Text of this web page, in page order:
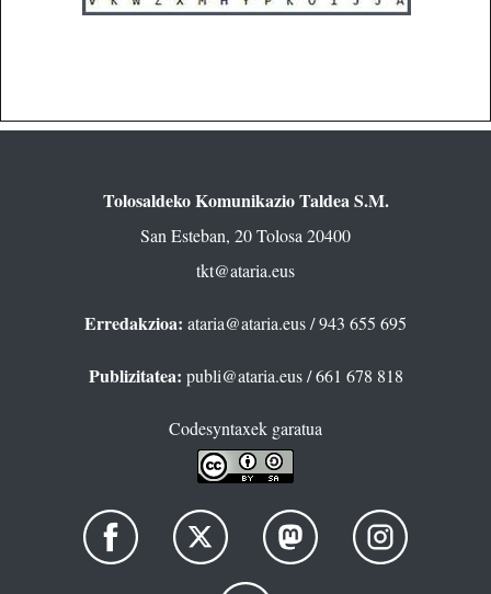
Tolosaldeko Komunikazio Taldea S.M.
San Esteban, 20 Tolosa 20400
tkt@ataria.eus
Erredakzioa: ataria@ataria.eus/ 943 655 695
Publizitatea: publi@ataria.eus/ 661 678 818
Codesyntaxek garatua